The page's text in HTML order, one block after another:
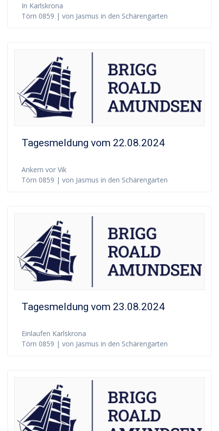
In Karlskrona
Törn 0859 | von Jasmus in den Schärengarten
Tagesmeldung vom 22.08.2024
Ankern vor Vik
Törn 0859 | von Jasmus in den Schärengarten
Tagesmeldung vom 23.08.2024
Einlaufen Karlskrona
Törn 0859 | von Jasmus in den Schärengarten